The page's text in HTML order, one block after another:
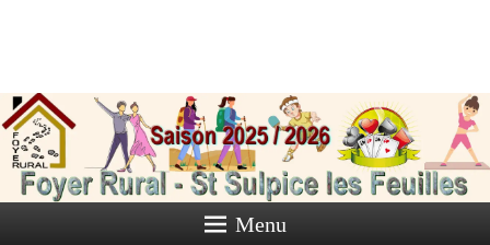
de Saint
Sulpice les
Feuilles
Activités diverses de l'Association
Menu